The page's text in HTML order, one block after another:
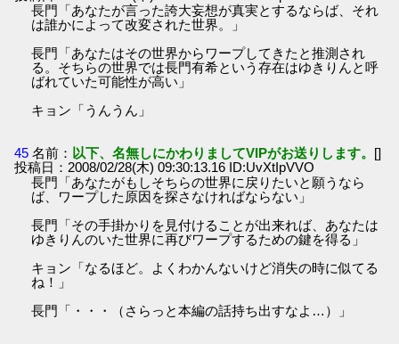
長門「あなたが言った誇大妄想が真実とするならば、それ
は誰かによって改変された世界。」
長門「あなたはその世界からワープしてきたと推測され
る。そちらの世界では長門有希という存在はゆきりんと呼
ばれていた可能性が高い」
キョン「うんうん」
45 名前： 以下、名無しにかわりましてVIPがお送りします。 []
投稿日：2008/02/28(木) 09:30:13.16 ID:UvXtIpVVO
長門「あなたがもしそちらの世界に戻りたいと願うなら
ば、ワープした原因を探さなければならない」
長門「その手掛かりを見付けることが出来れば、あなたは
ゆきりんのいた世界に再びワープするための鍵を得る」
キョン「なるほど。よくわかんないけど消失の時に似てる
ね！」
長門「・・・（さらっと本編の話持ち出すなよ…）」